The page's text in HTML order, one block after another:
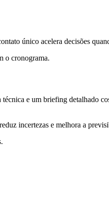
único acelera decisões
o cronograma.
e um briefing detalhado
incertezas e melhora a